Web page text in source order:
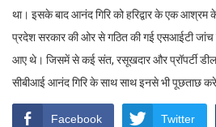
था। इसके बाद आनंद गिरि को हरिद्वार के एक आश्रम के
प्रदेश सरकार की ओर से गठित की गई एसआईटी जांच
आए थे। जिसमें से कई संत, रसूखदार और प्रॉपर्टी
सीबीआई आनंद गिरि के साथ साथ इनसे भी पूछताछ
Facebook Twitter